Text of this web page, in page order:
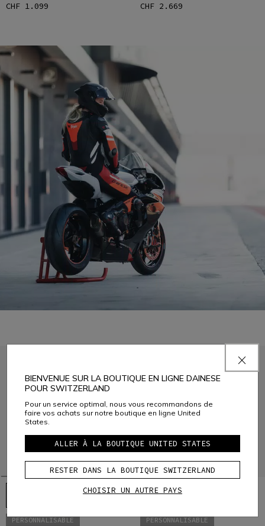
CHF 1.099 CHF 2.669
PERSONNALISABLE
PERSONNALISABLE
BIENVENUE SUR LA BOUTIQUE EN LIGNE DAINESE
POUR SWITZERLAND
Pour un service optimal, nous vous recommandons de
faire vos achats sur notre boutique en ligne United
States.
ALLER À LA BOUTIQUE UNITED STATES
RESTER DANS LA BOUTIQUE SWITZERLAND
CHOISIR UN AUTRE PAYS